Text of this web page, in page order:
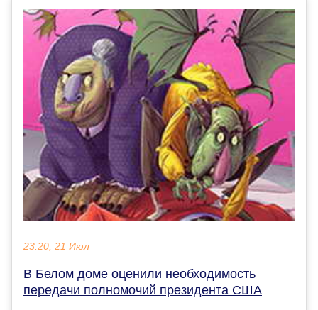
23:20, 21 Июл
В Белом доме оценили необходимость
передачи полномочий президента США